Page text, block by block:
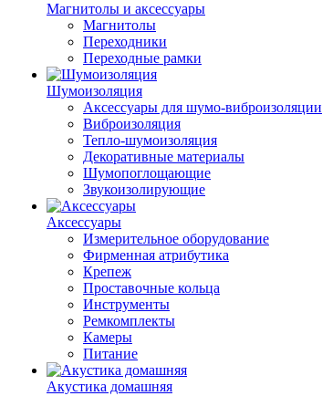
Магнитолы и аксессуары
Магнитолы
Переходники
Переходные рамки
Шумоизоляция
Аксессуары для шумо-виброизоляции
Виброизоляция
Тепло-шумоизоляция
Декоративные материалы
Шумопоглощающие
Звукоизолирующие
Аксессуары
Измерительное оборудование
Фирменная атрибутика
Крепеж
Проставочные кольца
Инструменты
Ремкомплекты
Камеры
Питание
Акустика домашняя